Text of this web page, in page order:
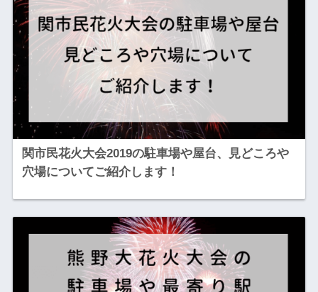
関市民花火大会2019の駐車場や屋台、見どころや
穴場についてご紹介します！